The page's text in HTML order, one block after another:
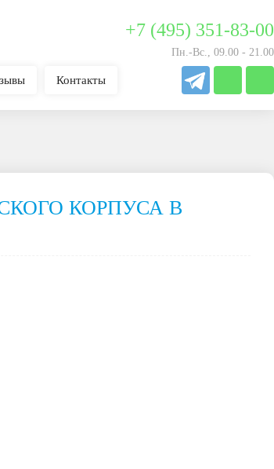
Контакты
+7 (495) 351-83-00
Пн.-Вс., 09.00 - 21.00
КОРПУСА В